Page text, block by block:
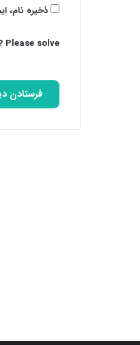
ذخیره نام،
solve: